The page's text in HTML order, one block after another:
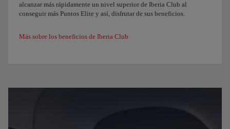
alcanzar más rápidamente un nivel superior de Iberia Club al
conseguir más Puntos Elite y así, disfrutar de sus beneficios.
Más sobre los beneficios de Iberia Club